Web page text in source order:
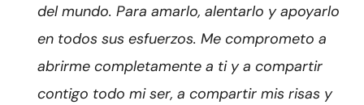
del mundo. Para amarlo, alentarlo y apoyarlo
en todos sus esfuerzos. Me comprometo a
abrirme completamente a ti y a compartir
contigo todo mi ser, a compartir mis risas y